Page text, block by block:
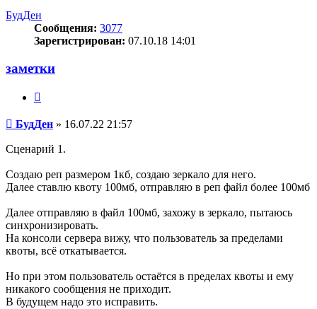
БудДен
Сообщения: 3077
Зарегистрирован: 07.10.18 14:01
заметки
Сообщение
БудДен » 16.07.22 21:57
Сценарий 1.
Создаю реп размером 1кб, создаю зеркало для него.
Далее ставлю квоту 100мб, отправляю в реп файл более 100мб
Далее отправляю в файл 100мб, захожу в зеркало, пытаюсь
синхронизировать.
На консоли сервера вижу, что пользователь за пределами
квоты, всё откатывается.
Но при этом пользователь остаётся в пределах квоты и ему
никакого сообщения не приходит.
В будущем надо это исправить.